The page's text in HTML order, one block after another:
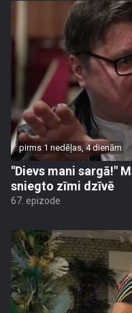
pirms 1 nedēļas, 4 dienām
"Dievs mani sargā!"
sniegto zīmi dzīvē
67. epizode